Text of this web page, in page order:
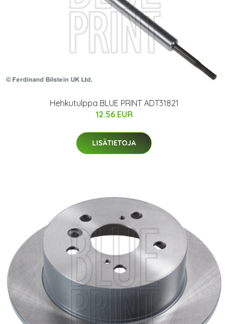
Hehkutulppa BLUE PRINT ADT31821
12.56 EUR
LISÄTIETOJA